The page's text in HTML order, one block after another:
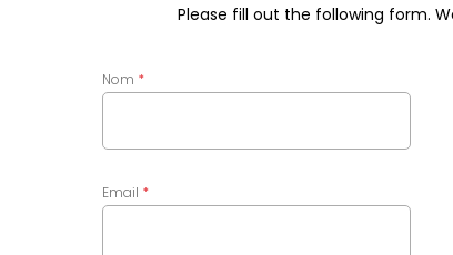
Please fill out the following form.
Nom
Email